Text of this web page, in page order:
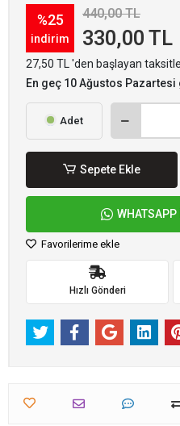
%25
indirim
440,00 TL
330,00 TL
27,50 TL 'den başlayan
En geç 10 Ağustos
Adet
Sepete Ekle
WHATSAPP
Favorilerime ekle
Hızlı Gönderi